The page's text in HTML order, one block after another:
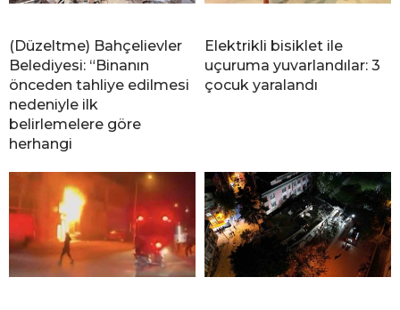
(Düzeltme) Bahçelievler
Belediyesi: “Binanın
önceden tahliye edilmesi
nedeniyle ilk
belirlemelere göre
herhangi
Elektrikli bisiklet ile
uçuruma yuvarlandılar: 3
çocuk yaralandı